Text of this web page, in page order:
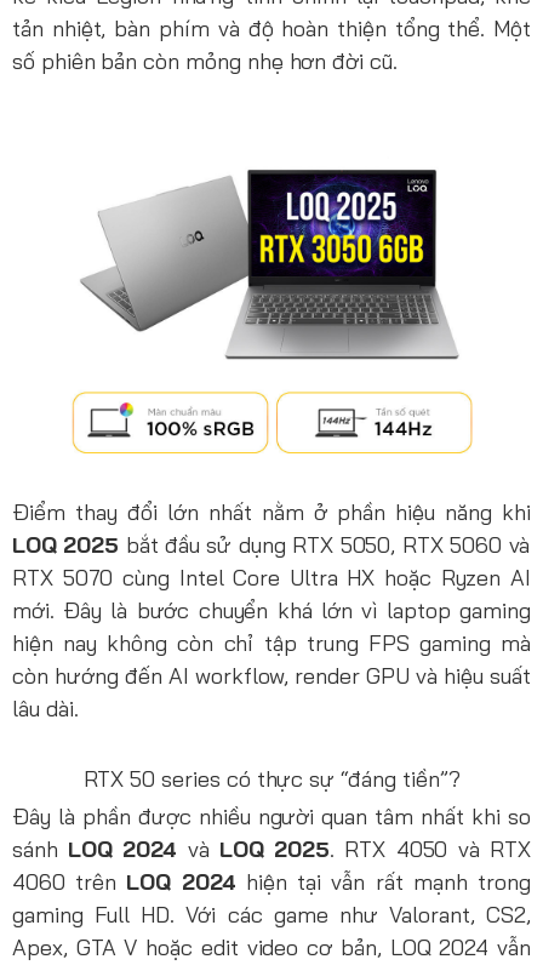
tản nhiệt, bàn phím và độ hoàn thiện tổng thể. Một
số phiên bản còn mỏng nhẹ hơn đời cũ.
Điểm thay đổi lớn nhất nằm ở phần hiệu năng khi
LOQ 2025 bắt đầu sử dụng RTX 5050, RTX 5060 và
RTX 5070 cùng Intel Core Ultra HX hoặc Ryzen AI
mới. Đây là bước chuyển khá lớn vì laptop gaming
hiện nay không còn chỉ tập trung FPS gaming mà
còn hướng đến AI workflow, render GPU và hiệu suất
lâu dài.
RTX 50 series có thực sự “đáng tiền”?
Đây là phần được nhiều người quan tâm nhất khi so
sánh LOQ 2024 và LOQ 2025. RTX 4050 và RTX
4060 trên LOQ 2024 hiện tại vẫn rất mạnh trong
gaming Full HD. Với các game như Valorant, CS2,
Apex, GTA V hoặc edit video cơ bản, LOQ 2024 vẫn